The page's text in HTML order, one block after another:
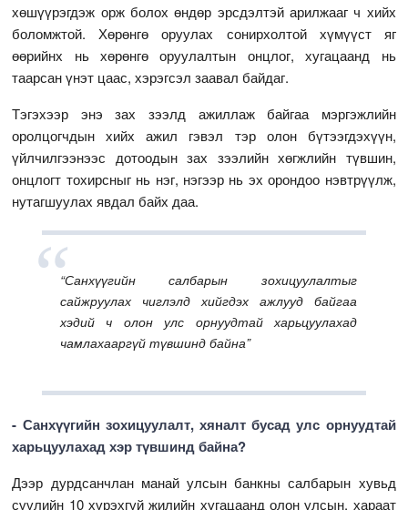
хөшүүрэгдэж орж болох өндөр эрсдэлтэй арилжааг ч хийх
боломжтой. Хөрөнгө оруулах сонирхолтой хүмүүст яг
өөрийнх нь хөрөнгө оруулалтын онцлог, хугацаанд нь
таарсан үнэт цаас, хэрэгсэл заавал байдаг.
Тэгэхээр энэ зах зээлд ажиллаж байгаа мэргэжлийн
оролцогчдын хийх ажил гэвэл тэр олон бүтээгдэхүүн,
үйлчилгээнээс дотоодын зах зээлийн хөгжлийн түвшин,
онцлогт тохирсныг нь нэг, нэгээр нь эх орондоо нэвтрүүлж,
нутагшуулах явдал байх даа.
“Санхүүгийн салбарын зохицуулалтыг
сайжруулах чиглэлд хийгдэх ажлууд байгаа
хэдий ч олон улс орнуудтай харьцуулахад
чамлахааргүй түвшинд байна”
- Санхүүгийн зохицуулалт, хяналт бусад улс орнуудтай
харьцуулахад хэр түвшинд байна?
Дээр дурдсанчлан манай улсын банкны салбарын хувьд
сүүлийн 10 хүрэхгүй жилийн хугацаанд олон улсын, хараат